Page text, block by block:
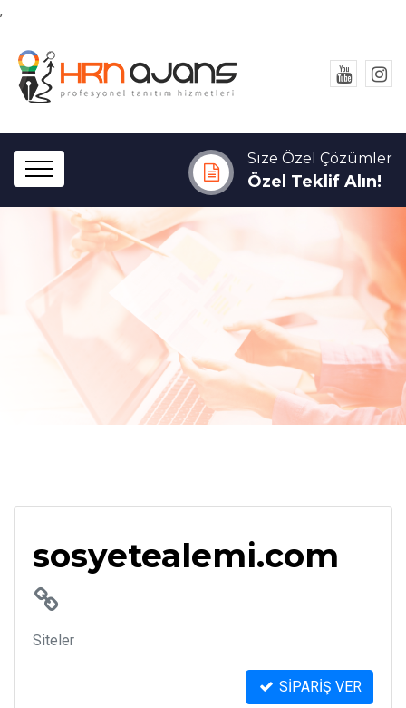
,
Size Özel Çözümler
Özel Teklif Alın!
sosyetealemi.com
Siteler
SİPARİŞ VER